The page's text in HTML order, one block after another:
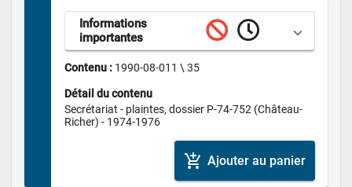
Informations
importantes
Contenu : 1990-08-011 \ 35
Détail du contenu
Secrétariat - plaintes, dossier P-74-752 (Château-
Richer) - 1974-1976
add_shopping_cart Ajouter au panier